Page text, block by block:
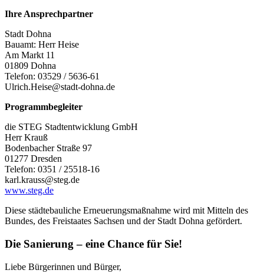
Ihre Ansprechpartner
Stadt Dohna
Bauamt: Herr Heise
Am Markt 11
01809 Dohna
Telefon: 03529 / 5636-61
Ulrich.Heise@stadt-dohna.de
Programmbegleiter
die STEG Stadtentwicklung GmbH
Herr Krauß
Bodenbacher Straße 97
01277 Dresden
Telefon: 0351 / 25518-16
karl.krauss@steg.de
www.steg.de
Diese städtebauliche Erneuerungsmaßnahme wird mit Mitteln des
Bundes, des Freistaates Sachsen und der Stadt Dohna gefördert.
Die Sanierung – eine Chance für Sie!
Liebe Bürgerinnen und Bürger,